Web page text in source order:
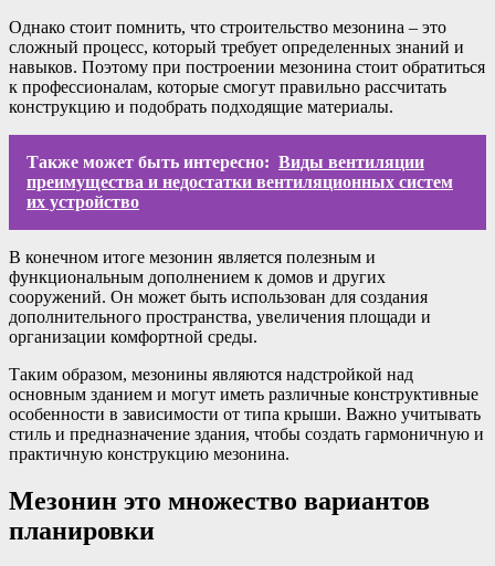
Однако стоит помнить, что строительство мезонина – это
сложный процесс, который требует определенных знаний и
навыков. Поэтому при построении мезонина стоит обратиться
к профессионалам, которые смогут правильно рассчитать
конструкцию и подобрать подходящие материалы.
Также может быть интересно: Виды вентиляции
преимущества и недостатки вентиляционных систем
их устройство
В конечном итоге мезонин является полезным и
функциональным дополнением к домов и других
сооружений. Он может быть использован для создания
дополнительного пространства, увеличения площади и
организации комфортной среды.
Таким образом, мезонины являются надстройкой над
основным зданием и могут иметь различные конструктивные
особенности в зависимости от типа крыши. Важно учитывать
стиль и предназначение здания, чтобы создать гармоничную и
практичную конструкцию мезонина.
Мезонин это множество вариантов
планировки